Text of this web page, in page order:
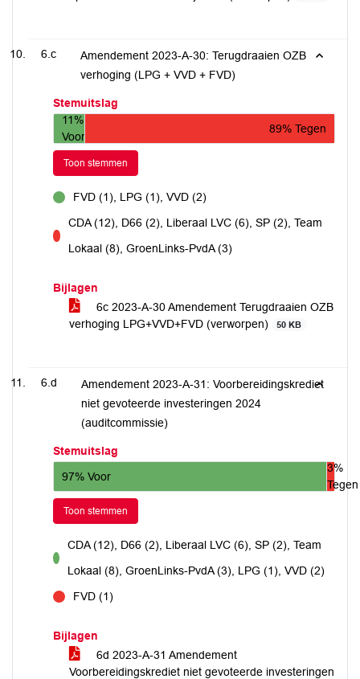
6.c
Amendement 2023-A-30: Terugdraaien OZB
verhoging (LPG + VVD + FVD)
Stemuitslag
11%
Voor
89% Tegen
Toon stemmen
FVD (1), LPG (1), VVD (2)
tegen
CDA (12), D66 (2), Liberaal LVC (6), SP (2), Team
Lokaal (8), GroenLinks-PvdA (3)
Bijlagen
6c 2023-A-30 Amendement Terugdraaien OZB
verhoging LPG+VVD+FVD (verworpen)
50 KB
6.d
Amendement 2023-A-31: Voorbereidingskrediet
niet gevoteerde investeringen 2024
(auditcommissie)
Stemuitslag
97% Voor
3%
Tegen
Toon stemmen
voor
CDA (12), D66 (2), Liberaal LVC (6), SP (2), Team
Lokaal (8), GroenLinks-PvdA (3), LPG (1), VVD (2)
FVD (1)
Bijlagen
6d 2023-A-31 Amendement
Voorbereidingskrediet niet gevoteerde investeringen